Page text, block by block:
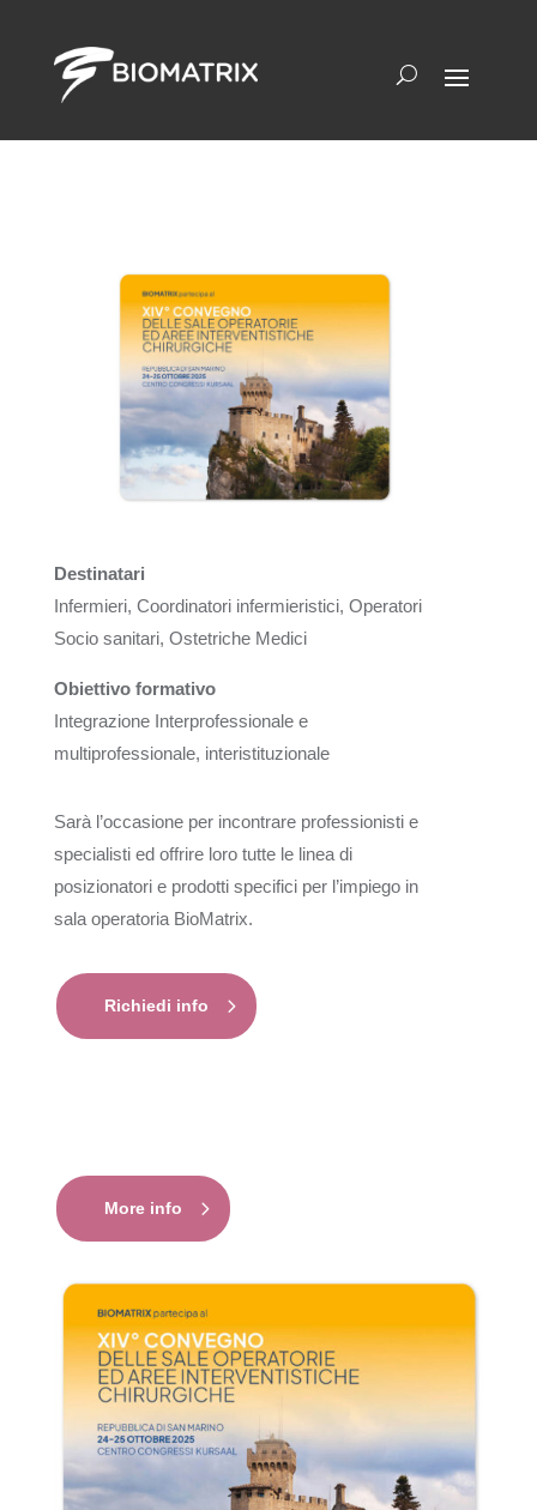
Destinatari
Infermieri, Coordinatori infermieristici, Operatori
Socio sanitari, Ostetriche Medici
Obiettivo formativo
Integrazione Interprofessionale e
multiprofessionale, interistituzionale
Sarà l’occasione per incontrare professionisti e
specialisti ed offrire loro tutte le linea di
posizionatori e prodotti specifici per l’impiego in
sala operatoria BioMatrix.
Richiedi info
More info